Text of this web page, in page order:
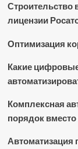
Строительство
лицензии
Оптимизация
Какие
Комплексная
порядок вместо
Автоматизация